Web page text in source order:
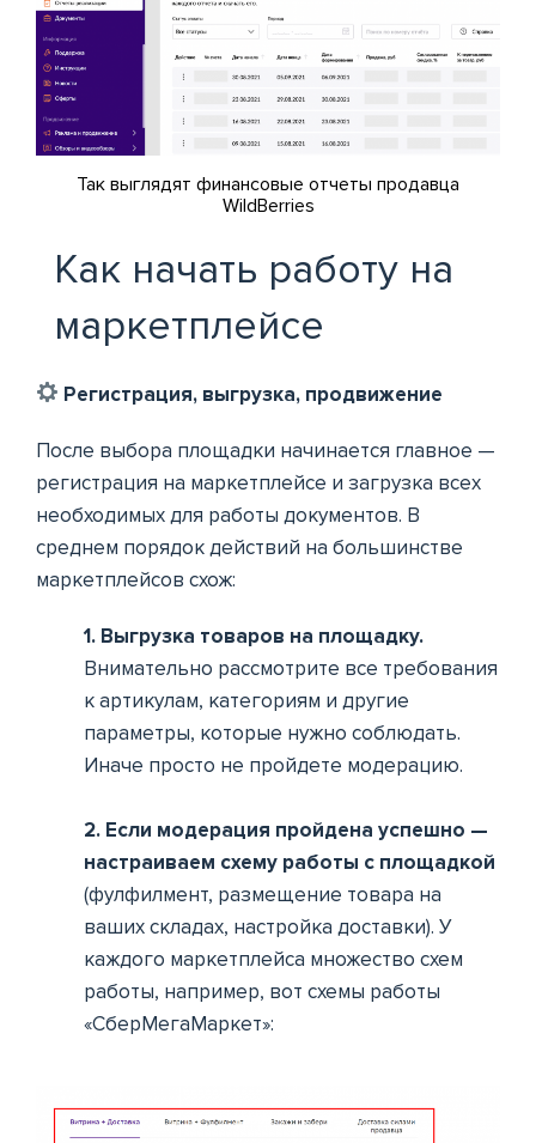
Так выглядят финансовые отчеты продавца
WildBerries
Как начать работу на
маркетплейсе
Регистрация, выгрузка, продвижение
После выбора площадки начинается главное —
регистрация на маркетплейсе и загрузка всех
необходимых для работы документов. В
среднем порядок действий на большинстве
маркетплейсов схож:
1. Выгрузка товаров на площадку.
Внимательно рассмотрите все требования
к артикулам, категориям и другие
параметры, которые нужно соблюдать.
Иначе просто не пройдете модерацию.
2. Если модерация пройдена успешно —
настраиваем схему работы с площадкой
(фулфилмент, размещение товара на
ваших складах, настройка доставки). У
каждого маркетплейса множество схем
работы, например, вот схемы работы
«СберМегаМаркет»: